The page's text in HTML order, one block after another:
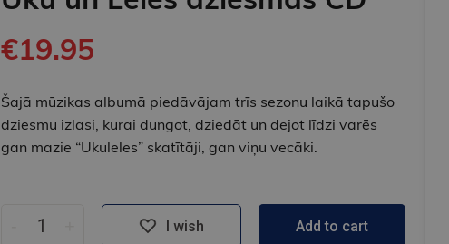
€19.95
Šajā mūzikas albumā piedāvājam trīs sezonu laikā tapušo
dziesmu izlasi, kurai dungot, dziedāt un dejot līdzi varēs
gan mazie “Ukuleles” skatītāji, gan viņu vecāki.
I wish Add to cart